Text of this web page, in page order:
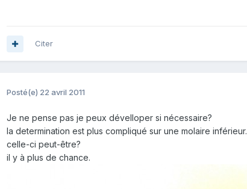
Citer
Posté(e) 22 avril 2011
Je ne pense pas je peux dévelloper si nécessaire?
la determination est plus compliqué sur une molaire inférieur.
celle-ci peut-être?
il y à plus de chance.